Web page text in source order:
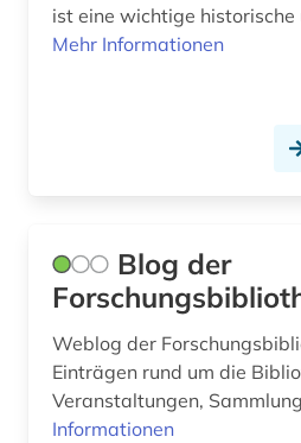
behringwerke (1)
behörde (1)
belgien (6)
belletristik (1)
Suedosteuropa (5)
Ukraine (10)
Ungarn (7)
Zypern (1)
ist eine wichtige historische
Mehr Informationen
Blog der
Weblog der
Einträgen rund um die
Veranstaltungen,
Informationen